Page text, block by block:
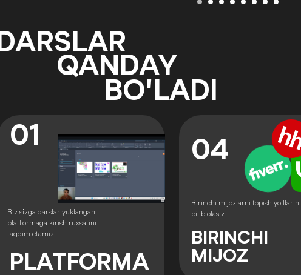
QANDAY
BO'LADI
DARSLAR
Biz sizga darslar yuklangan
platformaga kirish ruxsatini
taqdim etamiz
01
PLATFORMA
04
Birinchi mijozlarni topish yo‘llarini
bilib olasiz
BIRINCHI
MIJOZ